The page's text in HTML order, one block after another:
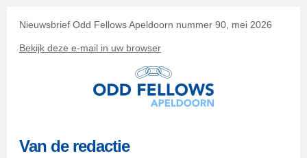
Nieuwsbrief Odd Fellows Apeldoorn nummer 90, mei 2026
Bekijk deze e-mail in uw browser
Van de redactie